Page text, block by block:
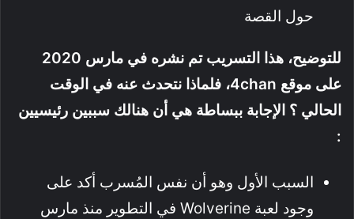
حول القصة
للتوضيح، هذا التسريب تم نشره في مارس 2020
على موقع 4chan، فلماذا نتحدث عنه في الوقت
الحالي ؟ الإجابة ببساطة هي أن هنالك سببين رئيسيين
:
السبب الأول وهو أن نفس المُسرب أكد على
وجود لعبة Wolverine في التطوير منذ مارس